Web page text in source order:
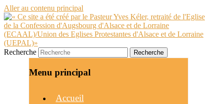
Aller au contenu principal
Recherche
Menu principal
Accueil